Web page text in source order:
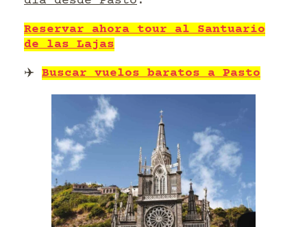
Reservar ahora tour al Santuario
de las Lajas
✈️ Buscar vuelos baratos a Pasto